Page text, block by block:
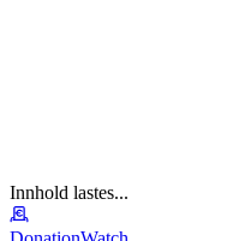
Innhold lastes...